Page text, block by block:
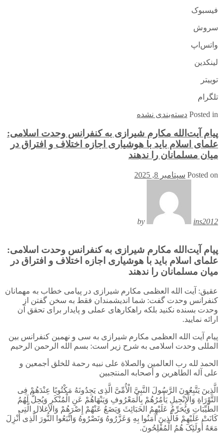
فیسبوک
سروش
واتس‌اپ
لینکدین
توییتر
تلگرام
Posted in دسته‌بندی نشده
پیام آیت‌الله مکارم شیرازی به کنفرانس وحدت اسلامی:
علمای اسلام باید با هوشیاری اجازه اختلاف و افتراق در
میان مسلمانان را ندهند
Posted on سپتامبر 8, 2025
by ins2012
پیام آیت‌الله مکارم شیرازی به کنفرانس وحدت اسلامی:
علمای اسلام باید با هوشیاری اجازه اختلاف و افتراق در
میان مسلمانان را ندهند
عقیق: آیت الله العظمی مکارم شیرازی در پیامی خطاب به مهمانان
کنفرانس وحدت گفت: شما اندیشمندان فقط به سخن گفتن از
وحدت بسنده نکنید بلکه راهکارهای عملی و پایدار برای تحقق آن
ارائه نمایید.
پیام آیت الله العظمی مکارم شیرازی به سی و نهمین کنفرانس بین
المللی وحدت اسلامی به شرح زیر است: بسم الله الرحمن الرحیم
الحمد لله رب العالمین والصلاة علی نبیه رحمة للخلق أجمعین و
علی آله الطاهرین و أصحابه المنتجبین
الَّذِینَ یَتَّبِعُونَ الرَّسُولَ النَّبِیَّ الْأُمِّیَّ الَّذِی یَجِدُونَهُ مَکْتُوبًا عِنْدَهُمْ فِی
التَّوْرَاةِ وَالْإِنْجِیلِ یَأْمُرُهُمْ بِالْمَعْرُوفِ وَیَنْهَاهُمْ عَنِ الْمُنْکَرِ وَیُحِلُّ لَهُمُ
الطَّیِّبَاتِ وَیُحَرِّمُ عَلَیْهِمُ الخَبَائِثَ وَیَضَعُ عَنْهُمْ إِصْرَهُمْ وَالأغلال الَّتِی
کَانَتْ عَلَیْهِمْ فَالَّذِینَ آمَنُوا بِهِ وَعَزَّرُوهُ وَنَصْرُوهُ وَاتَّبَعُوا النُّورَ الَّذِی أُنْزِلَ
مَعَهُ أُولَئِکَ هُمُ الْمُفْلِحُونَ.